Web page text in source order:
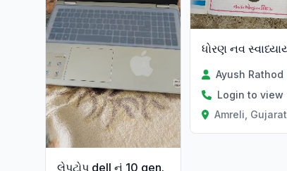
લેપટોપ dell નું 10 gen.
Ayush Rathod
Login to view
Amreli, Gujarat